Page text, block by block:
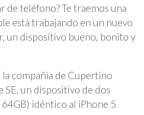
de teléfono? Te traemos una
está trabajando en un nuevo
un dispositivo bueno, bonito y
la compañía de Cupertino
SE, un dispositivo de dos
idéntico al iPhone 5